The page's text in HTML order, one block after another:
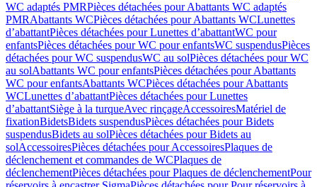
WC adaptés PMRPièces détachées pour Abattants WC adaptés
PMRAbattants WCPièces détachées pour Abattants WCLunettes
d’abattantPièces détachées pour Lunettes d’abattantWC pour
enfantsPièces détachées pour WC pour enfantsWC suspendusPièces
détachées pour WC suspendusWC au solPièces détachées pour WC
au solAbattants WC pour enfantsPièces détachées pour Abattants
WC pour enfantsAbattants WCPièces détachées pour Abattants
WCLunettes d’abattantPièces détachées pour Lunettes
d’abattantSiège à la turqueAvec rinçageAccessoiresMatériel de
fixationBidetsBidets suspendusPièces détachées pour Bidets
suspendusBidets au solPièces détachées pour Bidets au
solAccessoiresPièces détachées pour AccessoiresPlaques de
déclenchement et commandes de WCPlaques de
déclenchementPièces détachées pour Plaques de déclenchementPour